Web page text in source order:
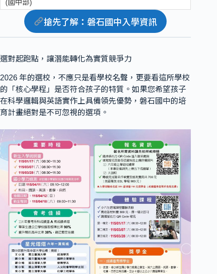
搶先了解 ：磐石國中入學資訊
選對起跑點，讓潛能轉化為實質競爭力
2026 年的選校，不應只是看學校名聲，更要看這所學校
的「核心學程」是否符合孩子的特質。如果您希望孩子
在科學邏輯與英語實作上具備領先優勢，磐石國中的培
育計畫絕對是不可忽視的選項。